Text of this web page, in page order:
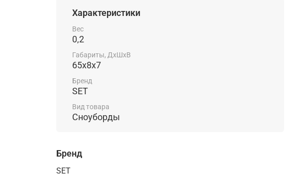
Характеристики
Вес
0,2
Габариты, ДхШхВ
65x8x7
Бренд
SET
Вид товара
Сноуборды
Бренд
SET